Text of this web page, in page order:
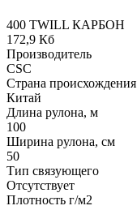
400 TWILL КАРБОН
172,9 Кб
Производитель
CSC
Страна происхождения
Китай
Длина рулона, м
100
Ширина рулона, см
50
Тип связующего
Отсутствует
Плотность г/м2